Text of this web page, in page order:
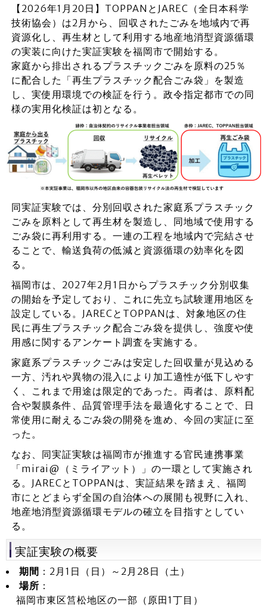
【2026年1月20日】TOPPANとJAREC（全日本科学
技術協会）は2月から、回収されたごみを地域内で再
資源化し、再生材として利用する地産地消型資源循環
の実装に向けた実証実験を福岡市で開始する。
家庭から排出されるプラスチックごみを原料の25％
に配合した「再生プラスチック配合ごみ袋」を製造
し、実使用環境での検証を行う。政令指定都市での同
様の実用化検証は初となる。
同実証実験では、分別回収された家庭系プラスチック
ごみを原料として再生材を製造し、同地域で使用する
ごみ袋に再利用する。一連の工程を地域内で完結させ
ることで、輸送負荷の低減と資源循環の効率化を図
る。
福岡市は、2027年2月1日からプラスチック分別収集
の開始を予定しており、これに先立ち試験運用地区を
設定している。JARECとTOPPANは、対象地区の住
民に再生プラスチック配合ごみ袋を提供し、強度や使
用感に関するアンケート調査を実施する。
家庭系プラスチックごみは安定した回収量が見込める
一方、汚れや異物の混入により加工適性が低下しやす
く、これまで用途は限定的であった。両者は、原料配
合や製膜条件、品質管理手法を最適化することで、日
常使用に耐えるごみ袋の開発を進め、今回の実証に至
った。
なお、同実証実験は福岡市が推進する官民連携事業
「mirai@（ミライアット）」の一環として実施され
る。JARECとTOPPANは、実証結果を踏まえ、福岡
市にとどまらず全国の自治体への展開も視野に入れ、
地産地消型資源循環モデルの確立を目指すとしてい
る。
実証実験の概要
期間 ：2月1日（日）～2月28日（土）
場所 ：
福岡市東区筥松地区の一部（原田1丁目）